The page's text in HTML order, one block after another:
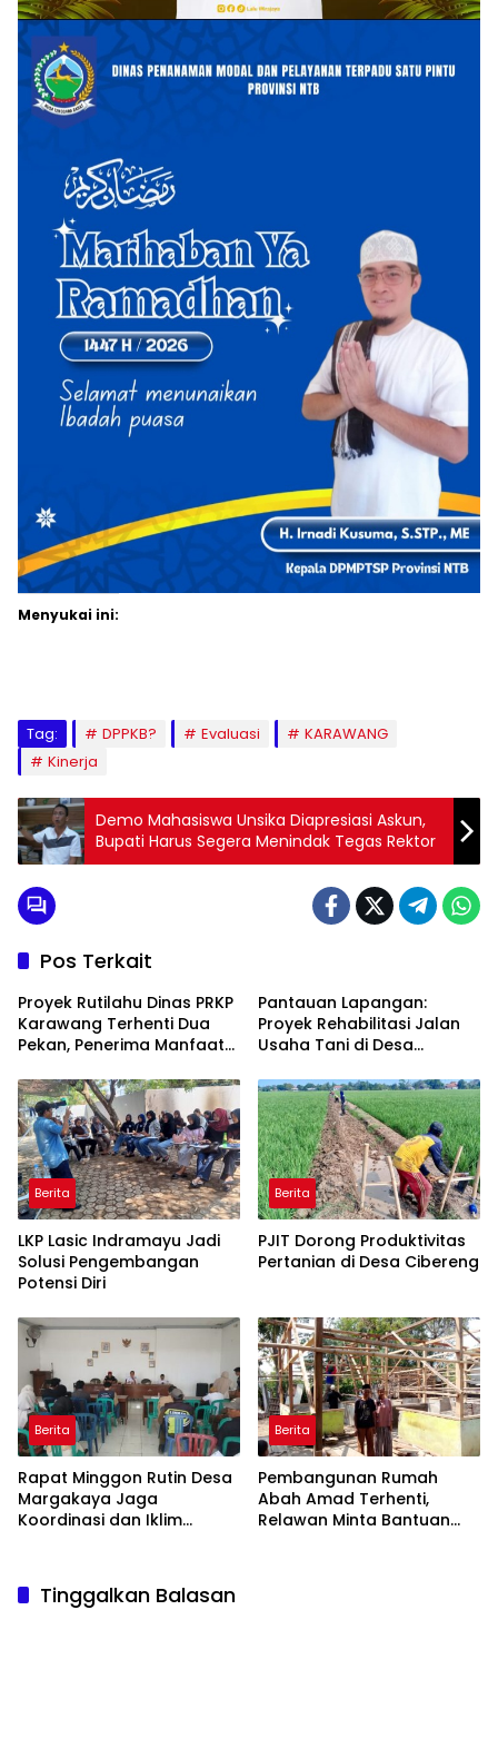
Menyukai ini:
Tag: DPPKB? Evaluasi
KARAWANG
Kinerja
Demo Mahasiswa Unsika Diapresiasi Askun,
Bupati Harus Segera Menindak Tegas Rektor
Pos Terkait
Proyek Rutilahu Dinas PRKP
Karawang Terhenti Dua
Pekan, Penerima Manfaat
Pantauan Lapangan:
Proyek Rehabilitasi Jalan
Usaha Tani di Desa
Sesuai Spesifikasi
Berita
LKP Lasic Indramayu Jadi
Solusi Pengembangan
Potensi Diri
Berita
PJIT Dorong Produktivitas
Pertanian di Desa Cibereng
Berita
Rapat Minggon Rutin Desa
Margakaya Jaga
Koordinasi dan Iklim
Berita
Pembangunan Rumah
Abah Amad Terhenti,
Relawan Minta Bantuan
Tinggalkan Balasan